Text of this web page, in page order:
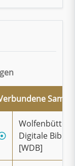
Digitale
[WDB]